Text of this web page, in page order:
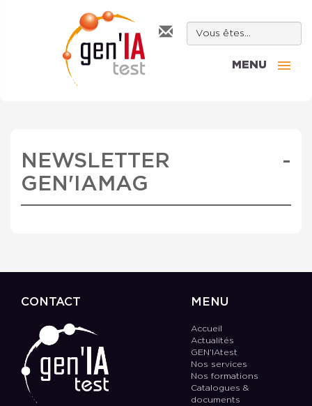
MENU
NEWSLETTER -
GEN'IAMAG
CONTACT MENU
Accueil
Actualités
GEN'IAtest
Nos services
Nos formations
Catalogues &
documents